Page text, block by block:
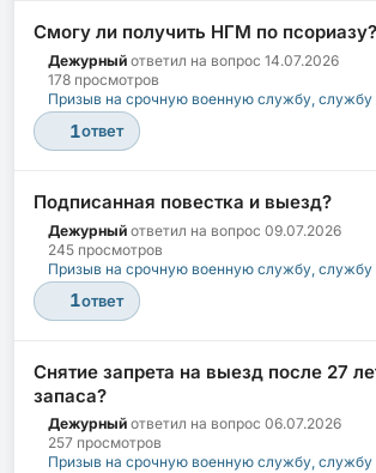
Смогу ли получить НГМ по псориазу?
Дежурный ответил на вопрос 14.07.2026
178 просмотров
Призыв на срочную военную службу, службу
1ответ
Подписанная повестка и выезд?
Дежурный ответил на вопрос 09.07.2026
245 просмотров
Призыв на срочную военную службу, службу
1ответ
Снятие запрета на выезд после 27
запаса?
Дежурный ответил на вопрос 06.07.2026
257 просмотров
Призыв на срочную военную службу, службу